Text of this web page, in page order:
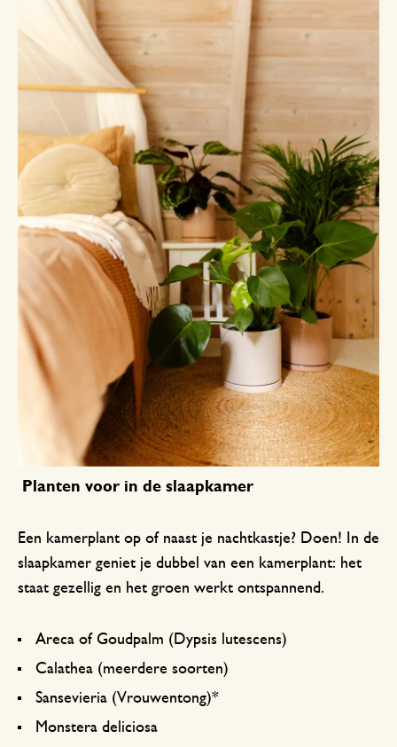
Planten voor in de slaapkamer
Een kamerplant op of naast je nachtkastje? Doen! In de
slaapkamer geniet je dubbel van een kamerplant: het
staat gezellig en het groen werkt ontspannend.
Areca of Goudpalm (Dypsis lutescens)
Calathea (meerdere soorten)
Sansevieria (Vrouwentong)*
Monstera deliciosa